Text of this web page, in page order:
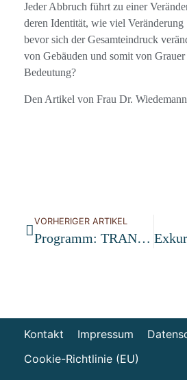
Jeder Abbruch führt zu einer
deren Identität, wie viel
bevor sich der Gesamteindruck
von Gebäuden und somit von
Bedeutung?
Den Artikel von Frau Dr.
VORHERIGER ARTIKEL
Programm: TRANSFORMATION Gestalten
Kontakt Impressum
Cookie-Richtlinie (EU)